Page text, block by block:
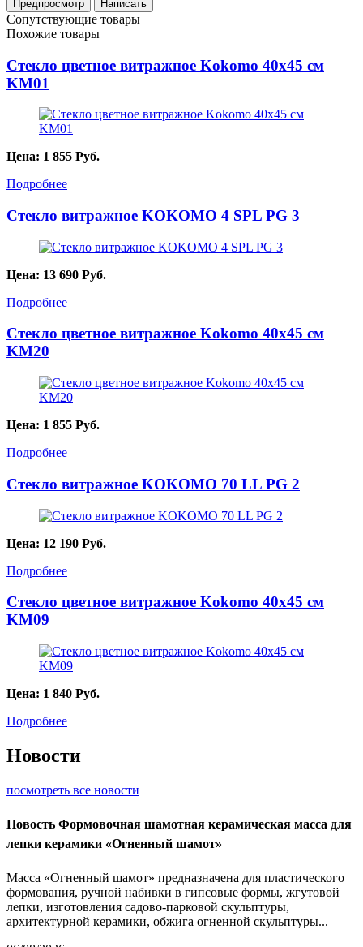
Сопутствующие товары
Похожие товары
Стекло цветное витражное Kokomo 40х45 см
KМ01
Цена: 1 855 Руб.
Подробнее
Стекло витражное KOKOMO 4 SPL PG 3
Цена: 13 690 Руб.
Подробнее
Стекло цветное витражное Kokomo 40х45 см
KМ20
Цена: 1 855 Руб.
Подробнее
Стекло витражное KOKOMO 70 LL PG 2
Цена: 12 190 Руб.
Подробнее
Стекло цветное витражное Kokomo 40х45 см
KМ09
Цена: 1 840 Руб.
Подробнее
Новости
посмотреть все новости
Новость Формовочная шамотная керамическая масса для
лепки керамики «Огненный шамот»
Масса «Огненный шамот» предназначена для пластического
формования, ручной набивки в гипсовые формы, жгутовой
лепки, изготовления садово-парковой скульптуры,
архитектурной керамики, обжига огненной скульптуры...